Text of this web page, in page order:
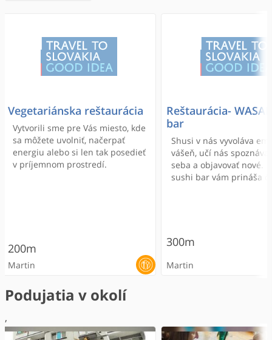
Vegetariánska reštaurácia
Vytvorili sme pre Vás miesto, kde
sa môžete uvolniť, načerpať
energiu alebo si len tak posedieť
v príjemnom prostredí.
200m
Martin
Reštaurácia-
bar
Shusi v nás vyvoláva
vášeň, učí nás
seba a objavovať nové.
sushi bar vám prináša
300m
Martin
Podujatia v okolí
,